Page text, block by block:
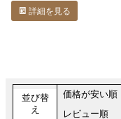
詳細を見る
並び替
え
価格が安い順
レビュー順